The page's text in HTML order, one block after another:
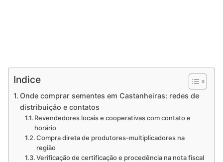
Indice
Onde comprar sementes em Castanheiras: redes de
distribuição e contatos
Revendedores locais e cooperativas com contato e
horário
Compra direta de produtores-multiplicadores na
região
Verificação de certificação e procedência na nota fiscal